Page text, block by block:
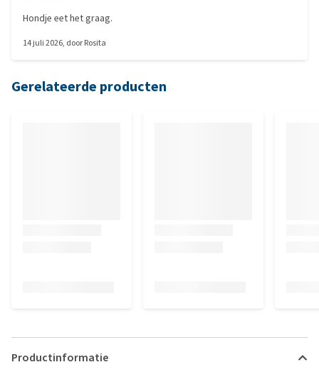
Hondje eet het graag.
14 juli 2026, doorRosita
Gerelateerde producten
Productinformatie